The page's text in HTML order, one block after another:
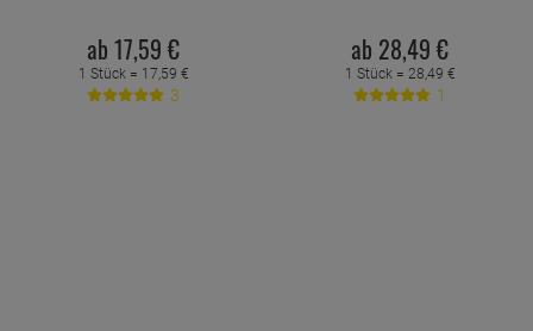
ab 17,59 €
1 Stück = 17,59 €
3
ab 28,49 €
1 Stück = 28,49 €
1